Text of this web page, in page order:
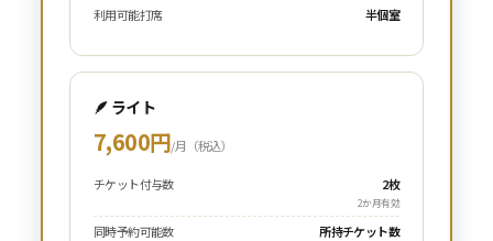
利用可能打席
半個室
🪶 ライト
7,600円/月（税込）
チケット付与数 2枚
2か月有効
同時予約可能数
所持チケット数